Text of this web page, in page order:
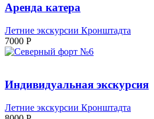
Аренда катера
Летние экскурсии Кронштадта
7000 P
Индивидуальная экскурсия
Летние экскурсии Кронштадта